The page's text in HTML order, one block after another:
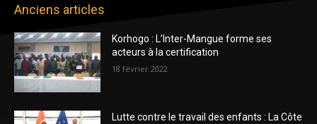
Anciens articles
Korhogo : L’Inter-Mangue forme ses
acteurs à la certification
18 février 2022
Lutte contre le travail des enfants : La Côte